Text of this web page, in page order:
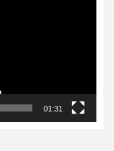
01:31